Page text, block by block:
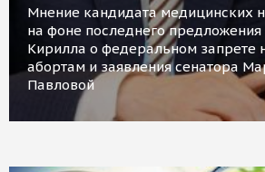
Мнение кандидата медицинских
на фоне последнего
Кирилла о федеральном запрете
абортам и заявления сенатора
Павловой